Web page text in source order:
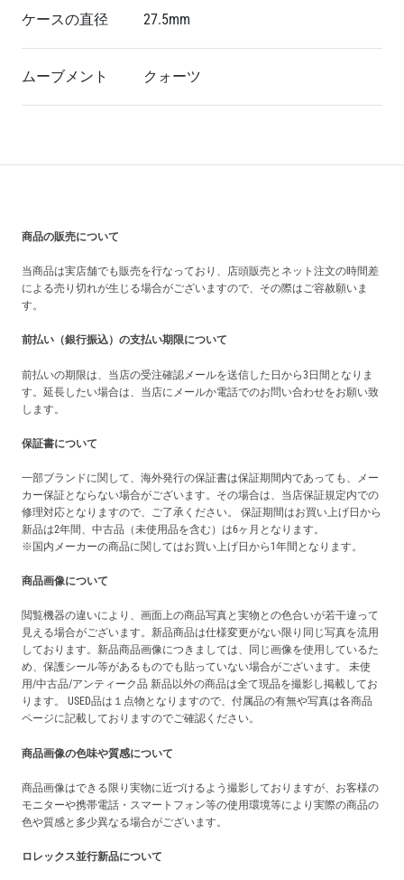
ケースの直径 27.5mm
ムーブメント クォーツ
商品の販売について
当商品は実店舗でも販売を行なっており、店頭販売とネット注文の時間差
による売り切れが生じる場合がございますので、その際はご容赦願いま
す。
前払い（銀行振込）の支払い期限について
前払いの期限は、当店の受注確認メールを送信した日から3日間となりま
す。延長したい場合は、当店にメールか電話でのお問い合わせをお願い致
します。
保証書について
一部ブランドに関して、海外発行の保証書は保証期間内であっても、メー
カー保証とならない場合がございます。その場合は、当店保証規定内での
修理対応となりますので、ご了承ください。 保証期間はお買い上げ日から
新品は2年間、中古品（未使用品を含む）は6ヶ月となります。
※国内メーカーの商品に関してはお買い上げ日から1年間となります。
商品画像について
閲覧機器の違いにより、画面上の商品写真と実物との色合いが若干違って
見える場合がございます。新品商品は仕様変更がない限り同じ写真を流用
しております。新品商品画像につきましては、同じ画像を使用しているた
め、保護シール等があるものでも貼っていない場合がございます。 未使
用/中古品/アンティーク品 新品以外の商品は全て現品を撮影し掲載してお
ります。 USED品は１点物となりますので、付属品の有無や写真は各商品
ページに記載しておりますのでご確認ください。
商品画像の色味や質感について
商品画像はできる限り実物に近づけるよう撮影しておりますが、お客様の
モニターや携帯電話・スマートフォン等の使用環境等により実際の商品の
色や質感と多少異なる場合がございます。
ロレックス並行新品について